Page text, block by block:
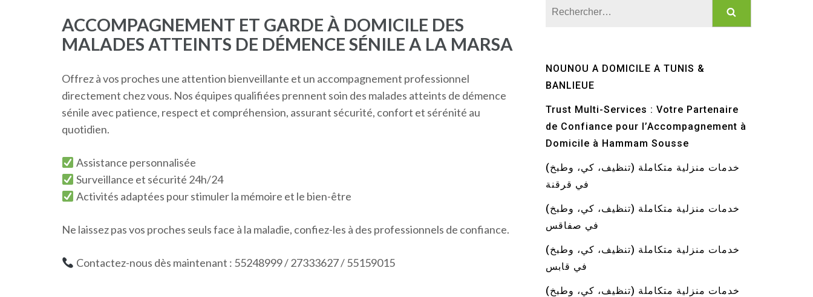
ACCOMPAGNEMENT ET GARDE À DOMICILE DES
MALADES ATTEINTS DE DÉMENCE SÉNILE A LA MARSA
Offrez à vos proches une attention bienveillante et un accompagnement professionnel
directement chez vous. Nos équipes qualifiées prennent soin des malades atteints de démence
sénile avec patience, respect et compréhension, assurant sécurité, confort et sérénité au
quotidien.
Assistance personnalisée
Surveillance et sécurité 24h/24
Activités adaptées pour stimuler la mémoire et le bien-être
Ne laissez pas vos proches seuls face à la maladie, confiez-les à des professionnels de confiance.
Contactez-nous dès maintenant : 55248999 / 27333627 / 55159015
Rechercher :
NOUNOU A DOMICILE A TUNIS &
BANLIEUE
Trust Multi-Services : Votre Partenaire
de Confiance pour l’Accompagnement à
Domicile à Hammam Sousse
خدمات منزلية متكاملة (تنظيف، كي، وطبخ)
في قرقنة
خدمات منزلية متكاملة (تنظيف، كي، وطبخ)
في صفاقس
خدمات منزلية متكاملة (تنظيف، كي، وطبخ)
في قابس
خدمات منزلية متكاملة (تنظيف، كي، وطبخ)